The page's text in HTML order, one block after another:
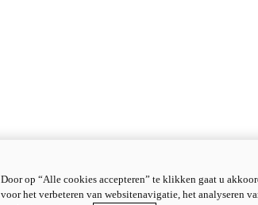
Door op “Alle cookies accepteren” te klikken gaat u
voor het verbeteren van websitenavigatie, het analyseren